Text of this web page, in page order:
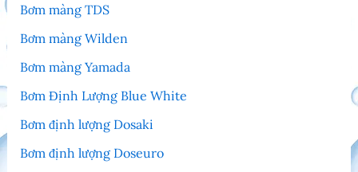
Bơm màng TDS
Bơm màng Wilden
Bơm màng Yamada
Bơm Định Lượng Blue White
Bơm định lượng Dosaki
Bơm định lượng Doseuro